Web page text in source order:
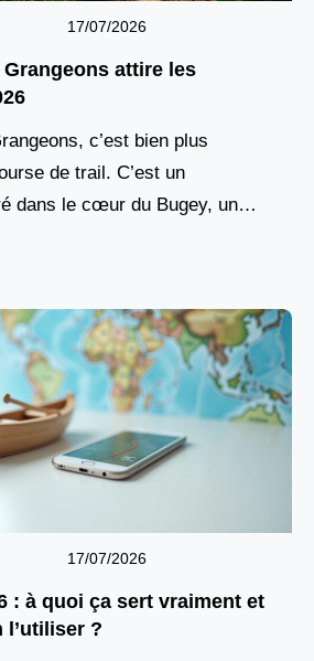
17/07/2026
Grangeons attire les
c’est bien plus
de trail. C’est un
dans le cœur du Bugey, une
17/07/2026
: à quoi ça sert vraiment et
l’utiliser ?